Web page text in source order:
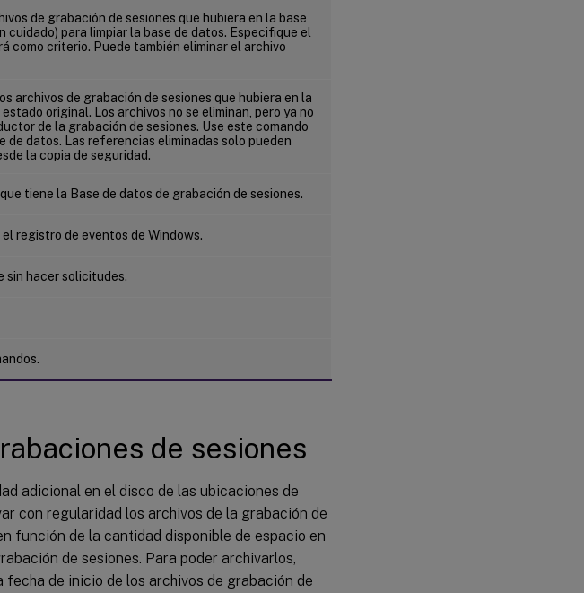
de grabación de sesiones que hubiera en la base
cuidado) para limpiar la base de datos. Especifique el
como criterio. Puede también eliminar el archivo
archivos de grabación de sesiones que hubiera en la
original. Los archivos no se eliminan, pero ya no
de la grabación de sesiones. Use este comando
de datos. Las referencias eliminadas solo pueden
la copia de seguridad.
tiene la Base de datos de grabación de sesiones.
registro de eventos de Windows.
sin hacer solicitudes.
de sesiones
adicional en el disco de las ubicaciones de
con regularidad los archivos de la grabación de
función de la cantidad disponible de espacio en
de sesiones. Para poder archivarlos,
fecha de inicio de los archivos de grabación de